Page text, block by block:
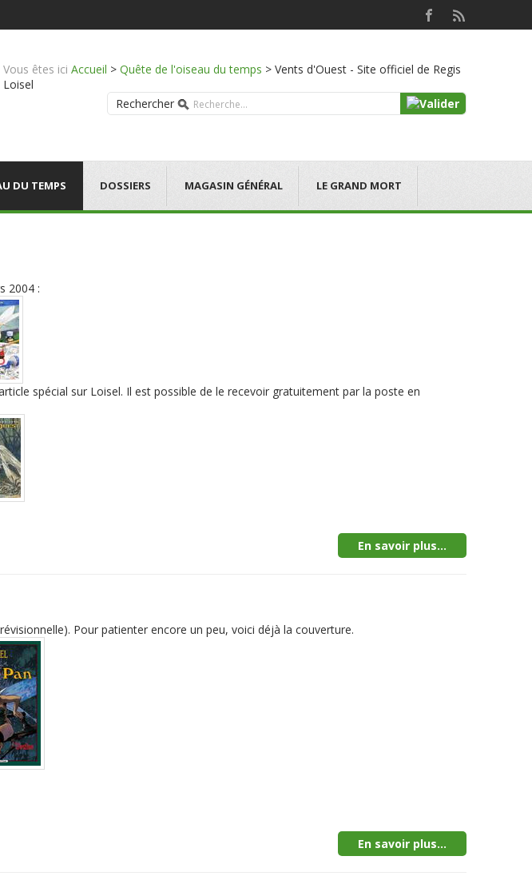
Vous êtes ici Accueil > Quête de l'oiseau du temps > Vents d'Ouest - Site officiel de Regis
Loisel
Rechercher
DU TEMPS DOSSIERS MAGASIN GÉNÉRAL LE GRAND MORT
2004 :
spécial sur Loisel. Il est possible de le recevoir gratuitement par la poste en
En savoir plus...
Pour patienter encore un peu, voici déjà la couverture.
En savoir plus...